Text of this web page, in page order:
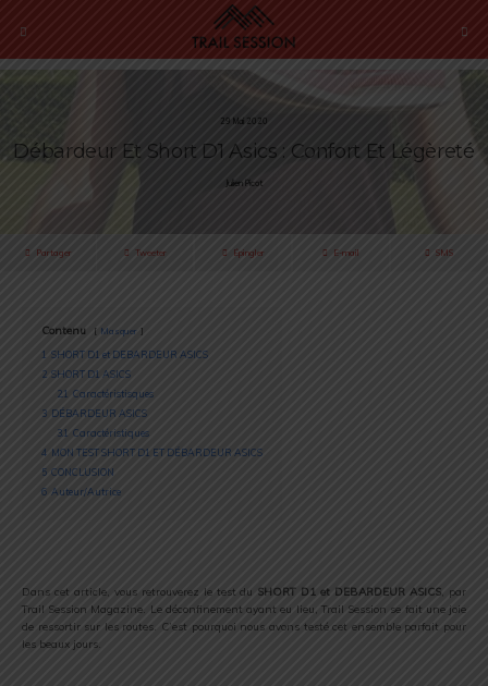
29 Mai 2020
Débardeur Et Short D1 Asics : Confort Et Légèreté
Julien Picot
Partager Tweeter Épingler E-mail SMS
Contenu Masquer
1 SHORT D1 et DEBARDEUR ASICS
2 SHORT D1 ASICS
2.1 Caractéristisques
3 DÉBARDEUR ASICS
3.1 Caractéristiques
4 MON TEST SHORT D1 ET DÉBARDEUR ASICS
5 CONCLUSION
6 Auteur/Autrice
Dans cet article, vous retrouverez le test du SHORT D1 et DEBARDEUR ASICS, par
Trail Session Magazine. Le déconfinement ayant eu lieu, Trail Session se fait une joie
de ressortir sur les routes. C’est pourquoi nous avons testé cet ensemble parfait pour
les beaux jours.